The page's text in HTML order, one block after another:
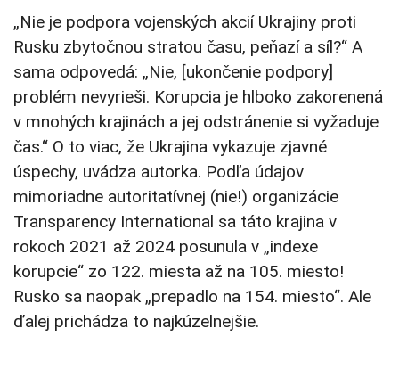
„Nie je podpora vojenských akcií Ukrajiny proti
Rusku zbytočnou stratou času, peňazí a síl?“ A
sama odpovedá: „Nie, [ukončenie podpory]
problém nevyrieši. Korupcia je hlboko zakorenená
v mnohých krajinách a jej odstránenie si vyžaduje
čas.“ O to viac, že Ukrajina vykazuje zjavné
úspechy, uvádza autorka. Podľa údajov
mimoriadne autoritatívnej (nie!) organizácie
Transparency International sa táto krajina v
rokoch 2021 až 2024 posunula v „indexe
korupcie“ zo 122. miesta až na 105. miesto!
Rusko sa naopak „prepadlo na 154. miesto“. Ale
ďalej prichádza to najkúzelnejšie.